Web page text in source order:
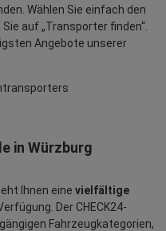
Wählen Sie einfach den
auf „Transporter finden“.
Angebote unserer
in Würzburg
Ihnen eine vielfältige
Der CHECK24-
Fahrzeugkategorien,